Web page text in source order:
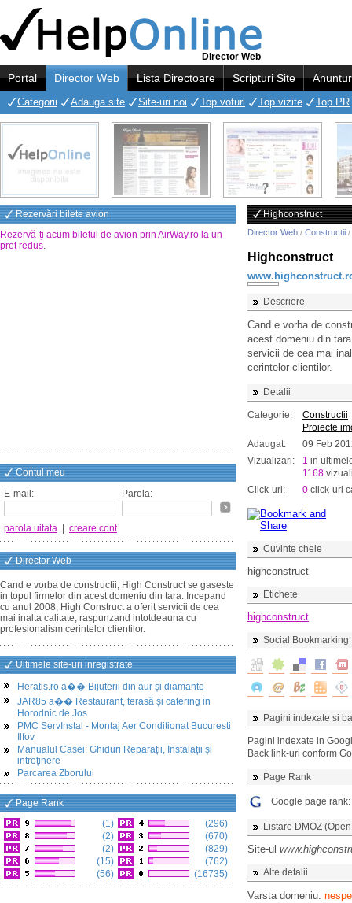
Director Web
Portal Director Web Lista Directoare Scripturi Site
Categorii Adauga site Site-uri noi Top voturi Top vizite Top PR
Rezervări bilete avion
Rezervă-ți acum biletul de avion prin AirWay.ro la un
preț redus.
Contul meu
E-mail:
Parola:
parola uitata creare cont
Director Web
Cand e vorba de constructii, High Construct se gaseste
in topul firmelor din acest domeniu din tara. Incepand
cu anul 2008, High Construct a oferit servicii de cea
mai inalta calitate, raspunzand intotdeauna cu
profesionalism cerintelor clientilor.
Ultimele site-uri inregistrate
Heratis.ro a�� Bijuterii din aur și diamante
JAR85 a�� Restaurant, terasă și catering in
Horodnic de Jos
PMC ServInstal - Montaj Aer Conditionat Bucuresti
Ilfov
Manualul Casei: Ghiduri Reparații, Instalații și
intreținere
Parcarea Zborului
Page Rank
(1)
(2)
(2)
(15)
(56)
(296)
(670)
(829)
(762)
(16735)
Highconstruct
Director Web / Constructii /
Highconstruct
Descriere
Cand e vorba de
acest domeniu din
servicii de cea mai
cerintelor clientilor.
Detalii
Categorie:
Constructii
Proiecte
Adaugat:
09 Feb
Vizualizari:
1 in
1168
Click-uri:
0 click-uri
Cuvinte cheie
highconstruct
Etichete
highconstruct
Social Bookmarking
Pagini indexate si
Pagini indexate in
Back link-uri conform
Page Rank
Google page rank:
Listare DMOZ
Site-ul
Alte detalii
Varsta domeniu: